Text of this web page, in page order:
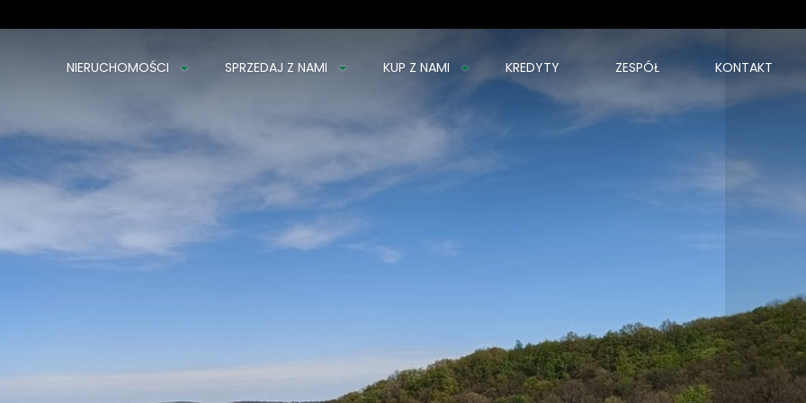
NIERUCHOMOŚCI SPRZEDAJ Z NAMI KUP Z NAMI KREDYTY ZESPÓŁ KONTAKT